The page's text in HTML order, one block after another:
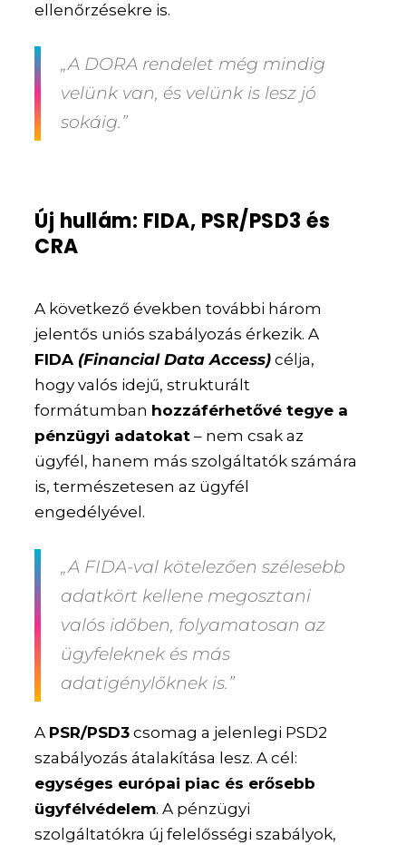
ellenőrzésekre is.
„A DORA rendelet még mindig
velünk van, és velünk is lesz jó
sokáig.”
Új hullám: FIDA, PSR/PSD3 és
CRA
A következő években további három
jelentős uniós szabályozás érkezik. A
FIDA (Financial Data Access) célja,
hogy valós idejű, strukturált
formátumban hozzáférhetővé tegye a
pénzügyi adatokat – nem csak az
ügyfél, hanem más szolgáltatók számára
is, természetesen az ügyfél
engedélyével.
„A FIDA-val kötelezően szélesebb
adatkört kellene megosztani
valós időben, folyamatosan az
ügyfeleknek és más
adatigénylőknek is.”
A PSR/PSD3 csomag a jelenlegi PSD2
szabályozás átalakítása lesz. A cél:
egységes európai piac és erősebb
ügyfélvédelem. A pénzügyi
szolgáltatókra új felelősségi szabályok,